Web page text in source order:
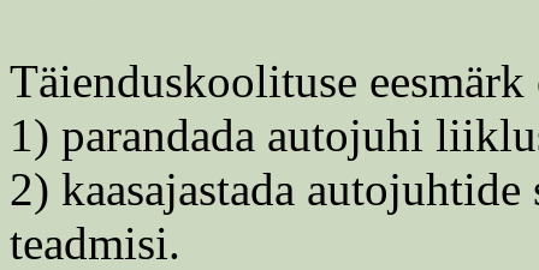
Täienduskoolituse eesmärk
1) parandada autojuhi
2) kaasajastada
teadmisi.